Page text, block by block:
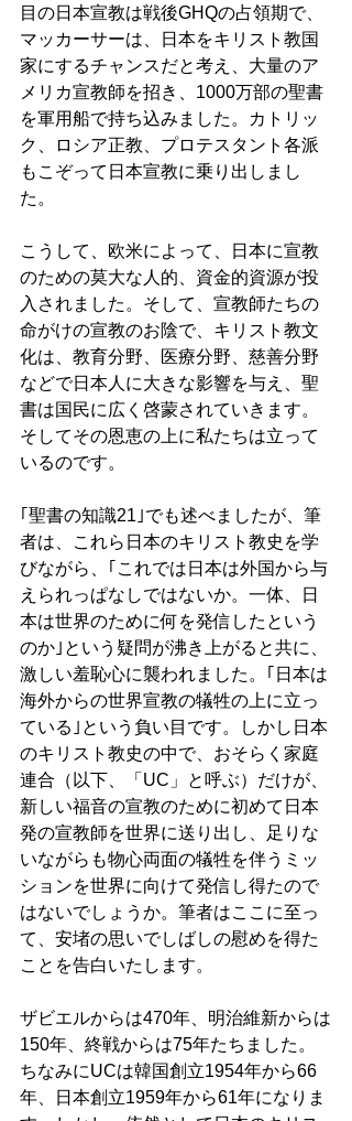
目の日本宣教は戦後GHQの占領期で、
マッカーサーは、日本をキリスト教国
家にするチャンスだと考え、大量のア
メリカ宣教師を招き、1000万部の聖書
を軍用船で持ち込みました。カトリッ
ク、ロシア正教、プロテスタント各派
もこぞって日本宣教に乗り出しまし
た。
こうして、欧米によって、日本に宣教
のための莫大な人的、資金的資源が投
入されました。そして、宣教師たちの
命がけの宣教のお陰で、キリスト教文
化は、教育分野、医療分野、慈善分野
などで日本人に大きな影響を与え、聖
書は国民に広く啓蒙されていきます。
そしてその恩恵の上に私たちは立って
いるのです。
｢聖書の知識21｣でも述べましたが、筆
者は、これら日本のキリスト教史を学
びながら、｢これでは日本は外国から与
えられっぱなしではないか。一体、日
本は世界のために何を発信したという
のか｣という疑問が沸き上がると共に、
激しい羞恥心に襲われました。｢日本は
海外からの世界宣教の犠牲の上に立っ
ている｣という負い目です。しかし日本
のキリスト教史の中で、おそらく家庭
連合（以下、「UC」と呼ぶ）だけが、
新しい福音の宣教のために初めて日本
発の宣教師を世界に送り出し、足りな
いながらも物心両面の犠牲を伴うミッ
ションを世界に向けて発信し得たので
はないでしょうか。筆者はここに至っ
て、安堵の思いでしばしの慰めを得た
ことを告白いたします。
ザビエルからは470年、明治維新からは
150年、終戦からは75年たちました。
ちなみにUCは韓国創立1954年から66
年、日本創立1959年から61年になりま